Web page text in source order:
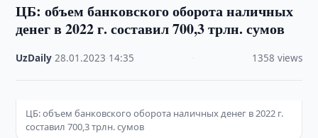
ЦБ: объем банковского оборота наличных
денег в 2022 г. составил 700,3 трлн. сумов
UzDaily ·28.01.2023 14:35 1358 views
ЦБ: объем банковского оборота наличных денег в 2022 г.
составил 700,3 трлн. сумов